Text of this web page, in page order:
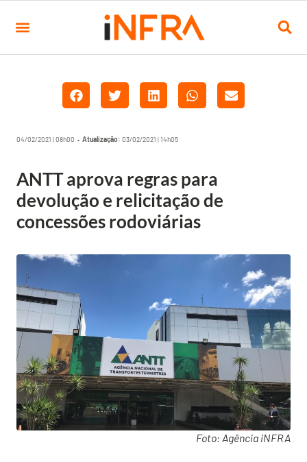
04/02/2021 | 08h00 • Atualização: 03/02/2021 | 14h05
ANTT aprova regras para
devolução e relicitação de
concessões rodoviárias
Foto: Agência iNFRA